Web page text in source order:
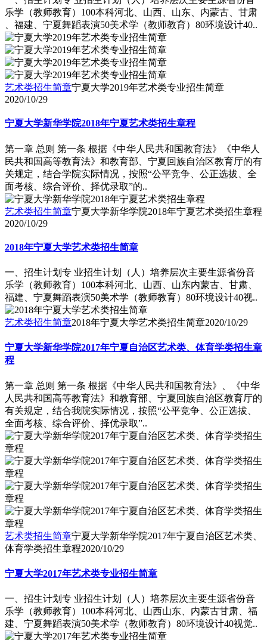
乐学（教师教育）100本科河北、山西、山东、内蒙古、甘肃
、福建、宁夏舞蹈表演50美术学（教师教育）80环境设计40..
艺术类招生简章宁夏大学2019年艺术类专业招生简章
2020/10/29
宁夏大学新华学院2018年宁夏艺术类招生章程
第一章 总则 第一条 根据《中华人民共和国教育法》《中华人
民共和国高等教育法》和教育部、宁夏回族自治区教育厅的有
关规定，结合学院实际情况，按照“公平竞争、公正选拔、全
面考核、综合评价、择优录取”的..
艺术类招生简章宁夏大学新华学院2018年宁夏艺术类招生章程
2020/10/29
2018年宁夏大学艺术类招生简章
一、招生计划专 业招生计划（人）培养层次主要生源省份音
乐学（教师教育）100本科河北、山西、山东内蒙古、甘肃、
福建、宁夏舞蹈表演50美术学（教师教育）80环境设计40视..
艺术类招生简章2018年宁夏大学艺术类招生简章2020/10/29
宁夏大学新华学院2017年宁夏自治区艺术类、体育学类招生章
程
第一章 总则 第一条 根据《中华人民共和国教育法》、《中华
人民共和国高等教育法》和教育部、宁夏回族自治区教育厅的
有关规定，结合我院实际情况，按照“公平竞争、公正选拔、
全面考核、综合评价、择优录取”..
艺术类招生简章宁夏大学新华学院2017年宁夏自治区艺术类、
体育学类招生章程2020/10/29
宁夏大学2017年艺术类专业招生简章
一、招生计划专 业招生计划（人）培养层次主要生源省份音
乐学（教师教育）100本科河北、山西山东、内蒙古甘肃、福
建、宁夏舞蹈表演50美术学（教师教育）80环境设计40视觉..